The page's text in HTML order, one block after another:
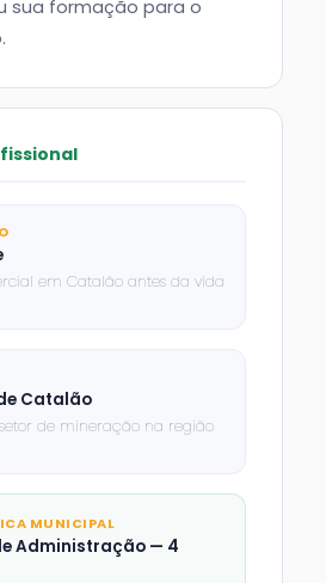
sua formação para o
em Catalão antes da vida
Catalão
de mineração na região
MUNICIPAL
Administração — 4